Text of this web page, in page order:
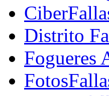
Distrito
Fogueres